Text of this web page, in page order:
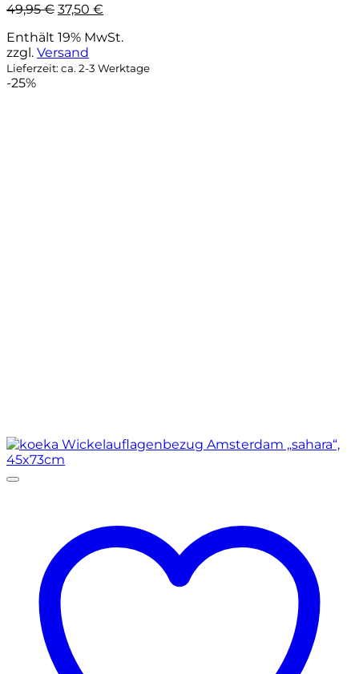
49,95€ Ursprünglicher
war:
49,95 €
37,50 €
ist:
Enthält 19% MwSt.
zzgl. Versand
Lieferzeit: ca. 2-3 Werktage
-25%